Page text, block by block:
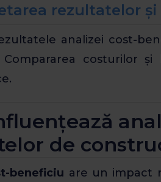
rezultatelor
analizei cost-
Compararea costurilor
de
beneficiu are un impact